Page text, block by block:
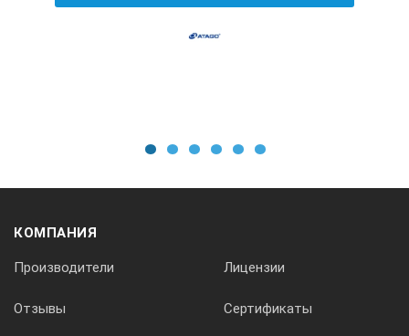
КОМПАНИЯ
Производители Лицензии
Отзывы Сертификаты